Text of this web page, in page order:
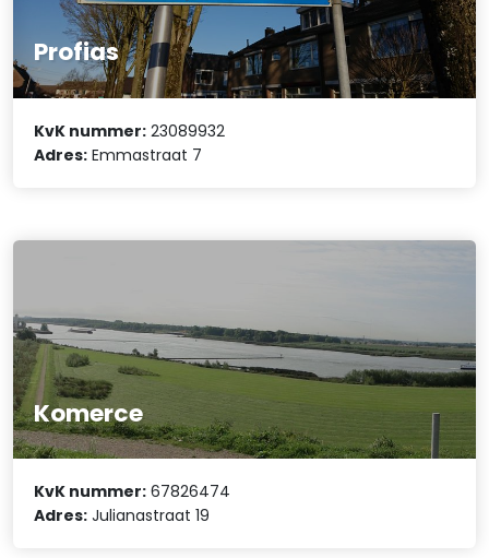
Profias
KvK nummer: 23089932
Adres: Emmastraat 7
Komerce
KvK nummer: 67826474
Adres: Julianastraat 19